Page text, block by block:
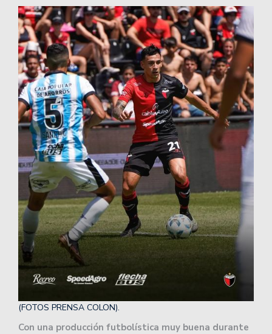
(FOTOS PRENSA COLON).
Con una producción futbolística muy buena durante